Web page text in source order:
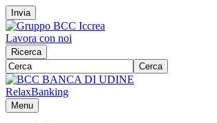
Invia
Lavora con noi
Ricerca
Cerca
RelaxBanking
Menu